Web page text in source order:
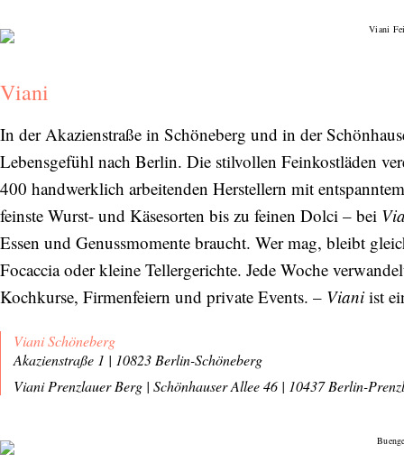
Viani
In der Akazienstraße in Schöneberg und in der
Lebensgefühl nach Berlin. Die stilvollen Feinkostläden
400 handwerklich arbeitenden Herstellern mit
feinste Wurst- und Käsesorten bis zu feinen Dolci – bei
Essen und Genussmomente braucht. Wer mag, bleibt
Focaccia oder kleine Tellergerichte. Jede Woche
Kochkurse, Firmenfeiern und private Events. – Viani ist
Viani Schöneberg
Akazienstraße 1 | 10823 Berlin-Schöneberg
Viani Prenzlauer Berg | Schönhauser Allee 46| 10437 Berlin-